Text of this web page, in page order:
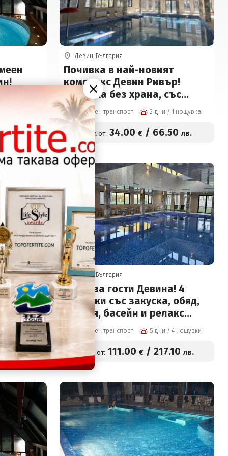
със
+
сауна
лв.
Девин, България
Почивка в най-новият
комплекс Девин Ривър!
Нощувка без храна, със
закуска, обяд*, вечеря*,
плувен басейн и Релакс
център на цени от 34 € на
човек
Собствен транспорт 2 дни / 1 нощувка
Цена от: 34.00 € / 66.50 лв.
с
4 дни / 3 нощувки
.14 лв.
Девин, България
Къща за гости Девина! 4
нощувки със закуска, обяд,
вечеря, басейн и релакс
център
Собствен транспорт 5 дни / 4 нощувки
Цена от: 111.00 €/ 217.10 лв.